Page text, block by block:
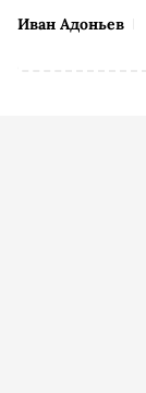
Иван Адоньев